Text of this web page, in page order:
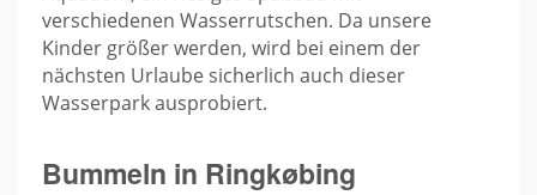
verschiedenen Wasserrutschen. Da unsere
Kinder größer werden, wird bei einem der
nächsten Urlaube sicherlich auch dieser
Wasserpark ausprobiert.
Bummeln in Ringkøbing